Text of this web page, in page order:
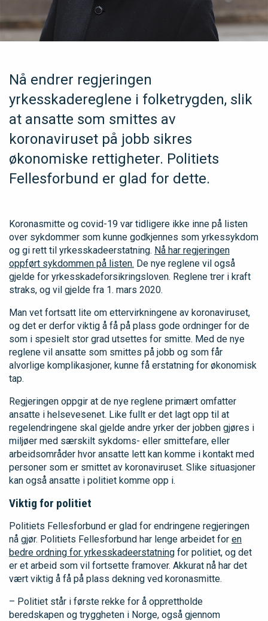
Nå endrer regjeringen
yrkesskadereglene i folketrygden, slik
at ansatte som smittes av
koronaviruset på jobb sikres
økonomiske rettigheter. Politiets
Fellesforbund er glad for dette.
Koronasmitte og covid-19 var tidligere ikke inne på listen
over sykdommer som kunne godkjennes som yrkessykdom
og gi rett til yrkesskadeerstatning. Nå har regjeringen
oppført sykdommen på listen. De nye reglene vil også
gjelde for yrkesskadeforsikringsloven. Reglene trer i kraft
straks, og vil gjelde fra 1. mars 2020.
Man vet fortsatt lite om ettervirkningene av koronaviruset,
og det er derfor viktig å få på plass gode ordninger for de
som i spesielt stor grad utsettes for smitte. Med de nye
reglene vil ansatte som smittes på jobb og som får
alvorlige komplikasjoner, kunne få erstatning for økonomisk
tap.
Regjeringen oppgir at de nye reglene primært omfatter
ansatte i helsevesenet. Like fullt er det lagt opp til at
regelendringene skal gjelde andre yrker der jobben gjøres i
miljøer med særskilt sykdoms- eller smittefare, eller
arbeidsområder hvor ansatte lett kan komme i kontakt med
personer som er smittet av koronaviruset. Slike situasjoner
kan også ansatte i politiet komme opp i.
Viktig for politiet
Politiets Fellesforbund er glad for endringene regjeringen
nå gjør. Politiets Fellesforbund har lenge arbeidet for en
bedre ordning for yrkesskadeerstatning for politiet, og det
er et arbeid som vil fortsette framover. Akkurat nå har det
vært viktig å få på plass dekning ved koronasmitte.
– Politiet står i første rekke for å opprettholde
beredskapen og tryggheten i Norge, også gjennom